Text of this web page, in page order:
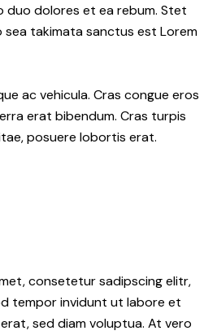
duo dolores et ea rebum. Stet
sea takimata sanctus est Lorem
ac vehicula. Cras congue eros
erat bibendum. Cras turpis
posuere lobortis erat.
consetetur sadipscing elitr,
tempor invidunt ut labore et
sed diam voluptua. At vero